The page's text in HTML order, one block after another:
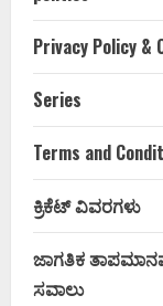
Privacy Policy &
Series
Terms and
ಕ್ರಿಕೆಟ್ ವಿವರಗಳು
ಜಾಗತಿಕ
ಸವಾಲು